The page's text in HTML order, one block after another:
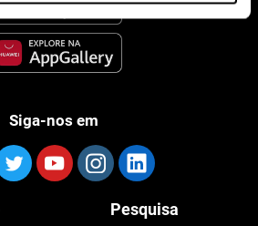
Siga-nos em
Pesquisa